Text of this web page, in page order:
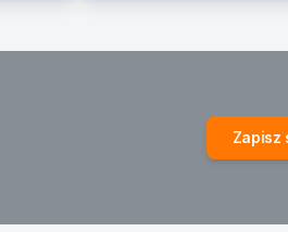
Zapisz